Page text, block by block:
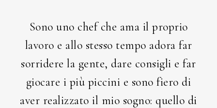
Sono uno chef che ama il proprio
lavoro e allo stesso tempo adora far
sorridere la gente, dare consigli e far
giocare i più piccini e sono fiero di
aver realizzato il mio sogno: quello di